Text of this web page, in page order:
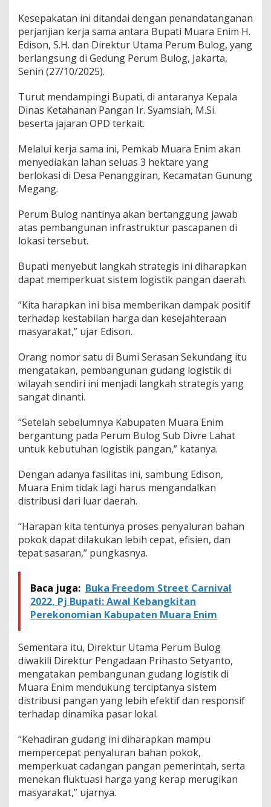
L
o
g
i
s
k
Kesepakatan ini ditandai dengan penandatanganan
perjanjian kerja sama antara Bupati Muara Enim H.
Edison, S.H. dan Direktur Utama Perum Bulog, yang
berlangsung di Gedung Perum Bulog, Jakarta,
Senin (27/10/2025).
Turut mendampingi Bupati, di antaranya Kepala
Dinas Ketahanan Pangan Ir. Syamsiah, M.Si.
beserta jajaran OPD terkait.
Melalui kerja sama ini, Pemkab Muara Enim akan
menyediakan lahan seluas 3 hektare yang
berlokasi di Desa Penanggiran, Kecamatan Gunung
Megang.
Perum Bulog nantinya akan bertanggung jawab
atas pembangunan infrastruktur pascapanen di
lokasi tersebut.
Bupati menyebut langkah strategis ini diharapkan
dapat memperkuat sistem logistik pangan daerah.
“Kita harapkan ini bisa memberikan dampak positif
terhadap kestabilan harga dan kesejahteraan
masyarakat,” ujar Edison.
Orang nomor satu di Bumi Serasan Sekundang itu
mengatakan, pembangunan gudang logistik di
wilayah sendiri ini menjadi langkah strategis yang
sangat dinanti.
“Setelah sebelumnya Kabupaten Muara Enim
bergantung pada Perum Bulog Sub Divre Lahat
untuk kebutuhan logistik pangan,” katanya.
Dengan adanya fasilitas ini, sambung Edison,
Muara Enim tidak lagi harus mengandalkan
distribusi dari luar daerah.
“Harapan kita tentunya proses penyaluran bahan
pokok dapat dilakukan lebih cepat, efisien, dan
tepat sasaran,” pungkasnya.
Baca juga: Buka Freedom Street Carnival
2022, Pj Bupati: Awal Kebangkitan
Perekonomian Kabupaten Muara Enim
Sementara itu, Direktur Utama Perum Bulog
diwakili Direktur Pengadaan Prihasto Setyanto,
mengatakan pembangunan gudang logistik di
Muara Enim mendukung terciptanya sistem
distribusi pangan yang lebih efektif dan responsif
terhadap dinamika pasar lokal.
“Kehadiran gudang ini diharapkan mampu
mempercepat penyaluran bahan pokok,
memperkuat cadangan pangan pemerintah, serta
menekan fluktuasi harga yang kerap merugikan
masyarakat,” ujarnya.